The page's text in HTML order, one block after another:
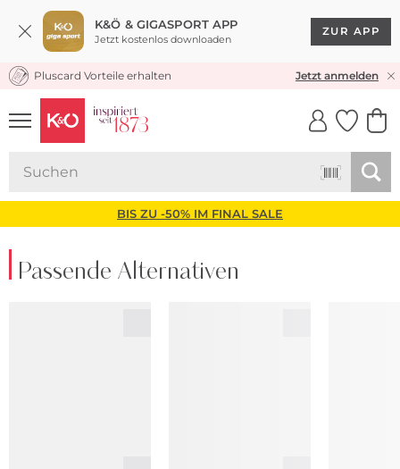
K&Ö & GIGASPORT APP
Jetzt kostenlos downloaden
ZUR APP
KOSTENLOSER VERSAND* & RÜCKVERSAND
Pluscard Vorteile erhalten Jetzt anmelden
UNSERE APP
CLICK &
BIS ZU -50% IM FINAL SALE
Passende Alternativen